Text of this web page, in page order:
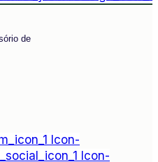
de
Icon-
Icon-